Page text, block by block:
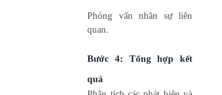
Phỏng vấn nhân sự liên
quan.
Bước 4: Tổng hợp kết
quả